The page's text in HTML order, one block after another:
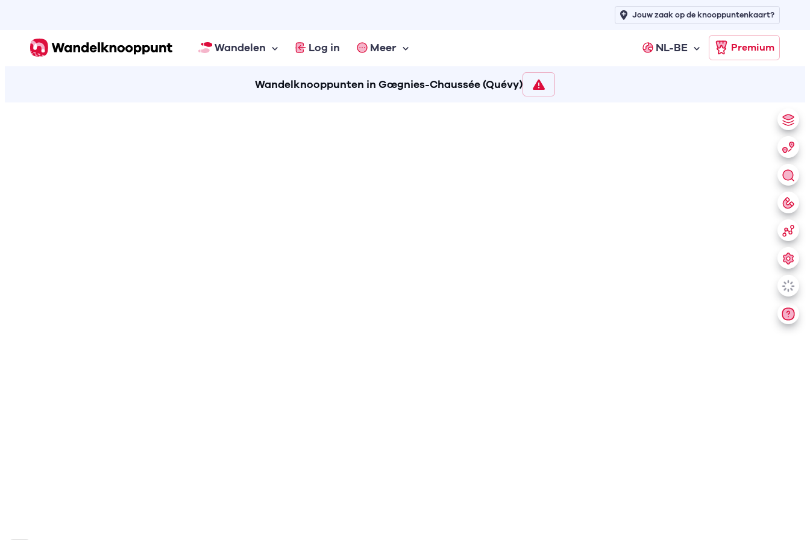
Wandelen Log in Meer NL-BE Premium
Jouw zaak op de knooppuntenkaart?
Wandelknooppunten in Gœgnies-Chaussée (Quévy)